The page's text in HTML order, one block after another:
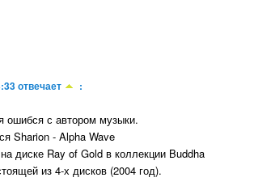
отвечает :
ошибся с автором музыки.
Sharion - Alpha Wave
диске Ray of Gold в коллекции Buddha
из 4-х дисков (2004 год).